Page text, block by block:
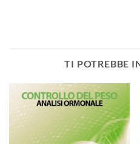
TI POTREBBE